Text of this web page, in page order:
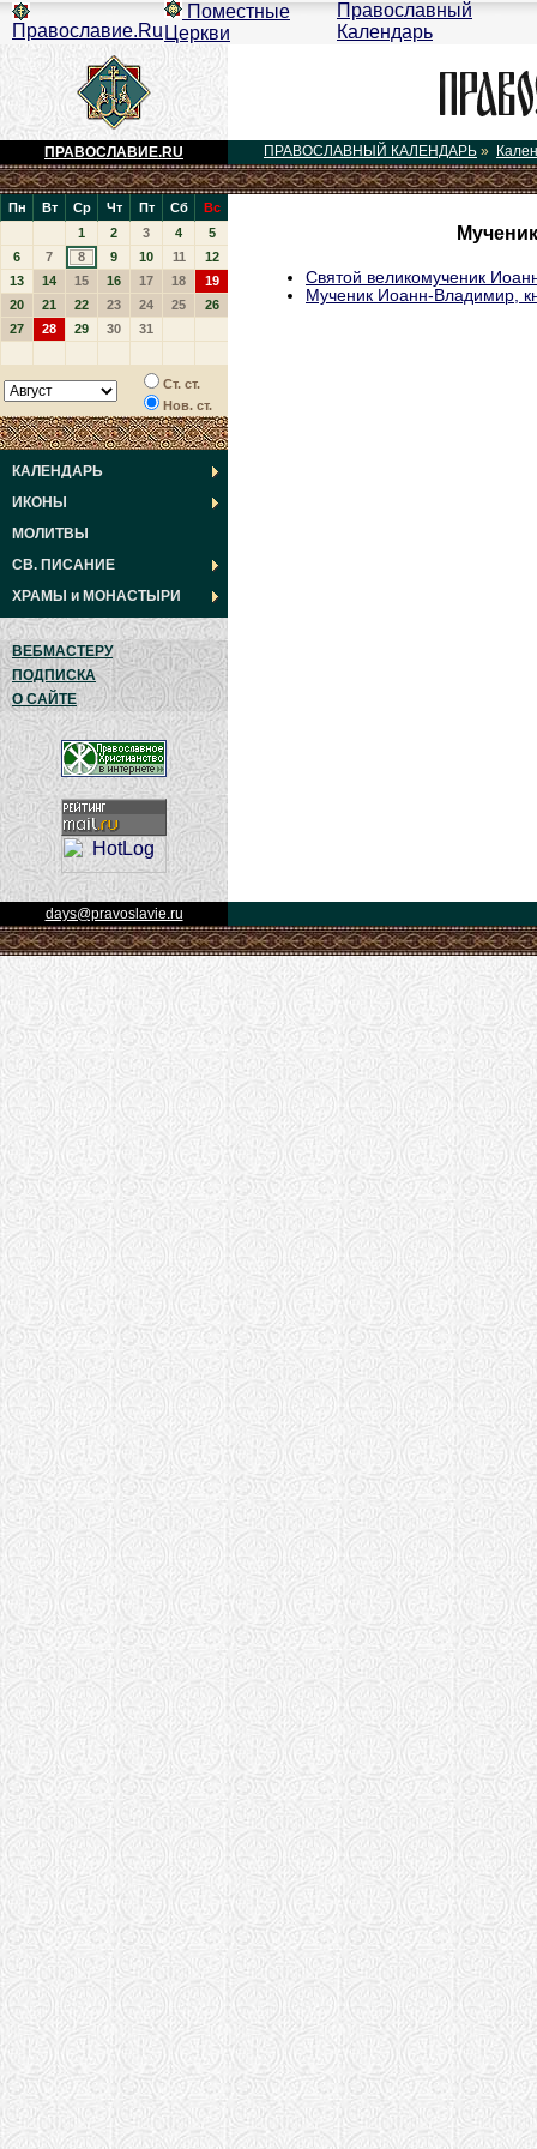
Православие.Ru
Поместные
Церкви
Православный
Календарь
ПРАВОСЛАВИЕ.RU ПРАВОСЛАВНЫЙ КАЛЕНДАРЬ »
Пн Вт Ср Чт Пт Сб
Вс
1
2 3 4
5
6
7 8 9 10 11
12
13
14 15 16 17 18
19
20
21 22 23 24 25
26
27
28 29 30 31
Ст. ст.
Нов. ст.
КАЛЕНДАРЬ
ИКОНЫ
МОЛИТВЫ
СВ. ПИСАНИЕ
ХРАМЫ и МОНАСТЫРИ
ВЕБМАСТЕРУ
ПОДПИСКА
О САЙТЕ
Святой великомученик
Мученик Иоанн-Владимир,
days@pravoslavie.ru